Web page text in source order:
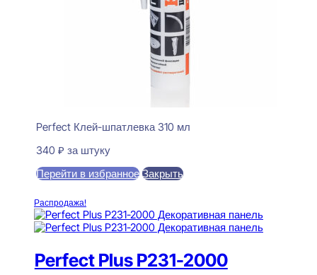
Perfect Клей-шпатлевка 310 мл
340 ₽ за штуку
Перейти в избранное Закрыть
Распродажа!
Perfect Plus P231-2000